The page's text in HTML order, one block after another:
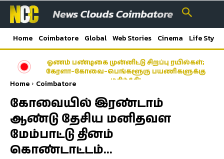
Home Coimbatore Global Web Stories Cinema Life Style
ஓணம் பண்டிகை முன்னிட்டு சிறப்பு ரயில்கள்;
கேரளா–கோவை–பெங்களூரு பயணிகளுக்கு
மகிழ்ச்சி!
Home Coimbatore
கோவையில் இரண்டாம்
ஆண்டு தேசிய மனிதவள
மேம்பாட்டு தினம்
கொண்டாட்டம்…